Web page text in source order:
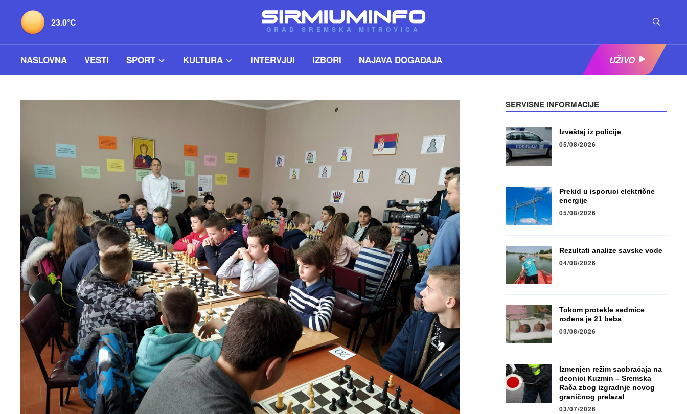
23.0°C
GRAD SREMSKA MITROVICA
NASLOVNA VESTI SPORT KULTURA INTERVJUI IZBORI NAJAVA DOGAĐAJA UŽIVO
SERVISNE INFORMACIJE
Izveštaj iz policije
05/08/2026
Prekid u isporuci električne
energije
05/08/2026
Rezultati analize savske vode
04/08/2026
Tokom protekle sedmice
rođena je 21 beba
03/08/2026
Izmenjen režim saobraćaja na
deonici Kuzmin – Sremska
Rača zbog izgradnje novog
graničnog prelaza!
03/07/2026